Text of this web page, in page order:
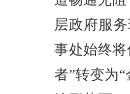
层政府服
事处始终
者”转变为